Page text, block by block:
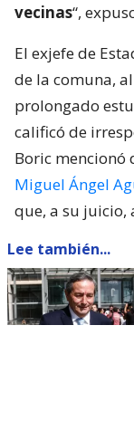
vecinas“,
El exjefe de
de la comuna,
prolongado
calificó de
Boric mencionó
Miguel Ángel
que, a su juicio,
Lee también...